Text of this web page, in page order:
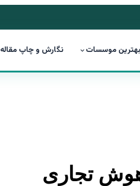
بهترین موسسات نگارش و چاپ مقاله
هوش تجاری